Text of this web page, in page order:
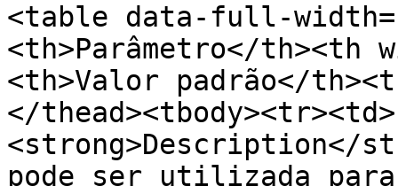
<table data-full-
<th>Parâmetro</th><th
<th>Valor padrão</
</thead><tbody><tr><td>
<strong>Description</
pode ser utilizada